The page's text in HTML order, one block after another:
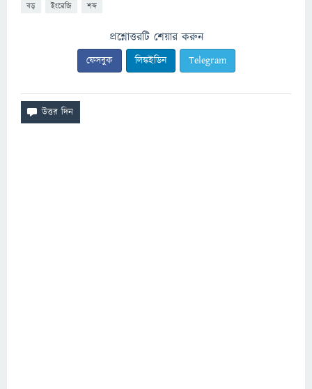
বড় ইংরেজি শব্দ
প্রশ্নোত্তরটি শেয়ার করুন
ফেসবুক লিঙ্কইডিন Telegram